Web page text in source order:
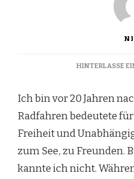
HINTERLASSE
Ich bin vor 20 Jahren
Radfahren bedeutete
Freiheit und
zum See, zu Freunden.
kannte ich nicht.